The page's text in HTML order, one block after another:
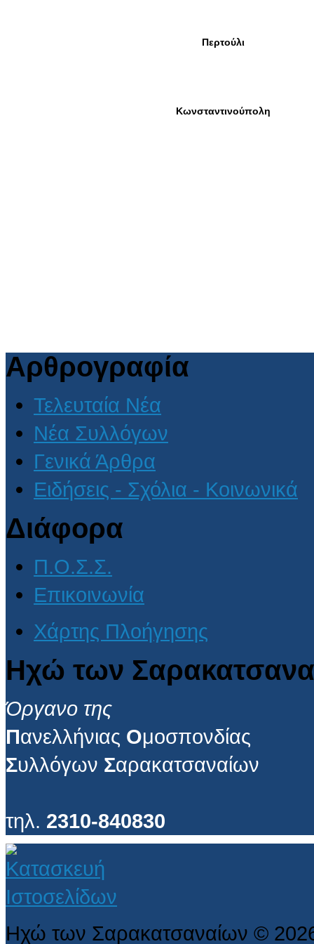
Αρθρογραφία
Τελευταία Νέα
Νέα Συλλόγων
Γενικά Άρθρα
Ειδήσεις - Σχόλια - Κοινωνικά
Διάφορα
Π.Ο.Σ.Σ.
Επικοινωνία
Χάρτης Πλοήγησης
Ηχώ των
Όργανο της
Πανελλήνιας Ομοσπονδίας
Συλλόγων Σαρακατσαναίων
τηλ. 2310-840830
Ηχώ των Σαρακατσαναίων ©